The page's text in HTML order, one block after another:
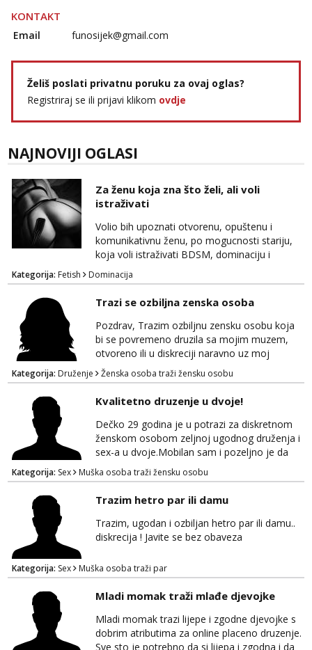
KONTAKT
Email funosijek@gmail.com
Želiš poslati privatnu poruku za ovaj oglas?
Registriraj se ili prijavi klikom ovdje
NAJNOVIJI OGLASI
Za ženu koja zna što želi, ali voli
istraživati
Volio bih upoznati otvorenu, opuštenu i
komunikativnu ženu, po mogucnosti stariju,
koja voli istraživati BDSM, dominaciju i
submisiju, roleplay, fetishe i razne oblike
kreativne erotike, kao i sex opcenito.
Obožavam starije, zrele i samopouzdane
zene. Iskustvo, godine, izgled nisu presudni,
kao niti cinjenica ako trazite nesto izvan braka
koji je upao u monotoniju svakodnevnice.
Ono što mi je važ...
Kategorija: Fetish Dominacija
Trazi se ozbiljna zenska osoba
Pozdrav, Trazim ozbiljnu zensku osobu koja
bi se povremeno druzila sa mojim muzem,
otvoreno ili u diskreciji naravno uz moj
blagoslov i moje znanje. Trazi se prijateljica
koja bi njega zadovoljila ponekad ako se
stvari poklope i ja bi bila prisutna. Ocekujem
te. Hvala
Kategorija: Druženje Ženska osoba traži žensku osobu
Kvalitetno druzenje u dvoje!
Dečko 29 godina je u potrazi za diskretnom
ženskom osobom zeljnoj ugodnog druženja i
sex-a u dvoje.Mobilan sam i pozeljno je da
bude iz Bjelovarske zupanije ili okolice! Ako se
pronalazis u oglasu javi se za brz i diskretan
dogovor na whapp/viber/sms! 099 746 2081
Kategorija: Sex Muška osoba traži žensku osobu
Trazim hetro par ili damu
Trazim, ugodan i ozbiljan hetro par ili damu..
diskrecija ! Javite se bez obaveza
Kategorija: Sex Muška osoba traži par
Mladi momak traži mlađe djevojke
Mladi momak trazi lijepe i zgodne djevojke s
dobrim atributima za online placeno druzenje.
Sve sto je potrebno da si lijepa i zgodna i da